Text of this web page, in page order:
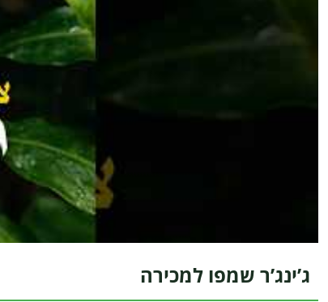
ג’ינג’ר שמפו למכירה